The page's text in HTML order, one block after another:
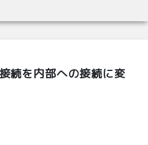
続を内部への接続に変